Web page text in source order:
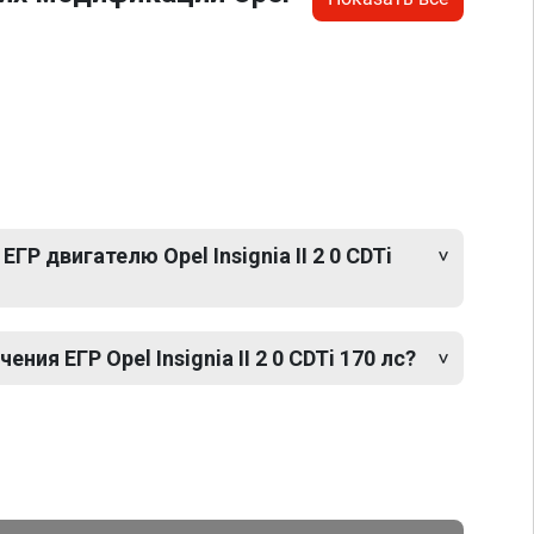
двигателю Opel Insignia II 2 0 CDTi
ЕГР Opel Insignia II 2 0 CDTi 170 лс?